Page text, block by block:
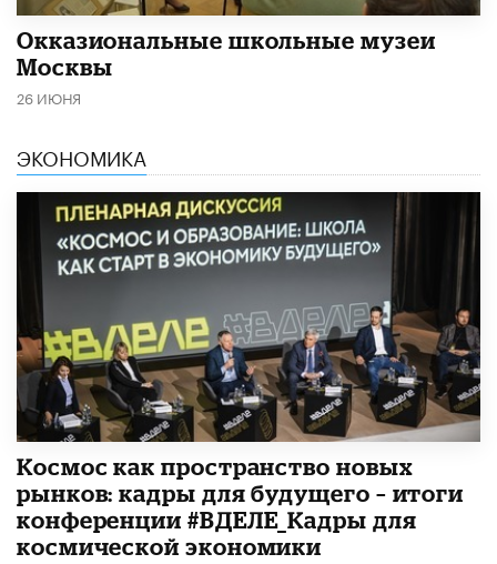
​Окказиональные школьные музеи
Москвы
26 ИЮНЯ
ЭКОНОМИКА
Космос как пространство новых
рынков: кадры для будущего – итоги
конференции #ВДЕЛЕ_Кадры для
космической экономики